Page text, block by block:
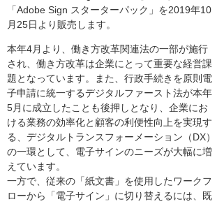
「Adobe Sign スターターパック」を2019年10
月25日より販売します。
本年4月より、働き方改革関連法の一部が施行
され、働き方改革は企業にとって重要な経営課
題となっています。また、行政手続きを原則電
子申請に統一するデジタルファースト法が本年
5月に成立したことも後押しとなり、企業にお
ける業務の効率化と顧客の利便性向上を実現す
る、デジタルトランスフォーメーション（DX）
の一環として、電子サインのニーズが大幅に増
えています。
一方で、従来の「紙文書」を使用したワークフ
ローから「電子サイン」に切り替えるには、既